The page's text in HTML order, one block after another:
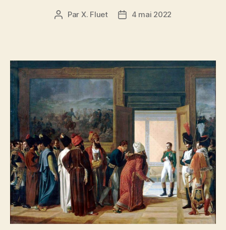
Auteur
Par X. Fluet
Date4 mai 2022